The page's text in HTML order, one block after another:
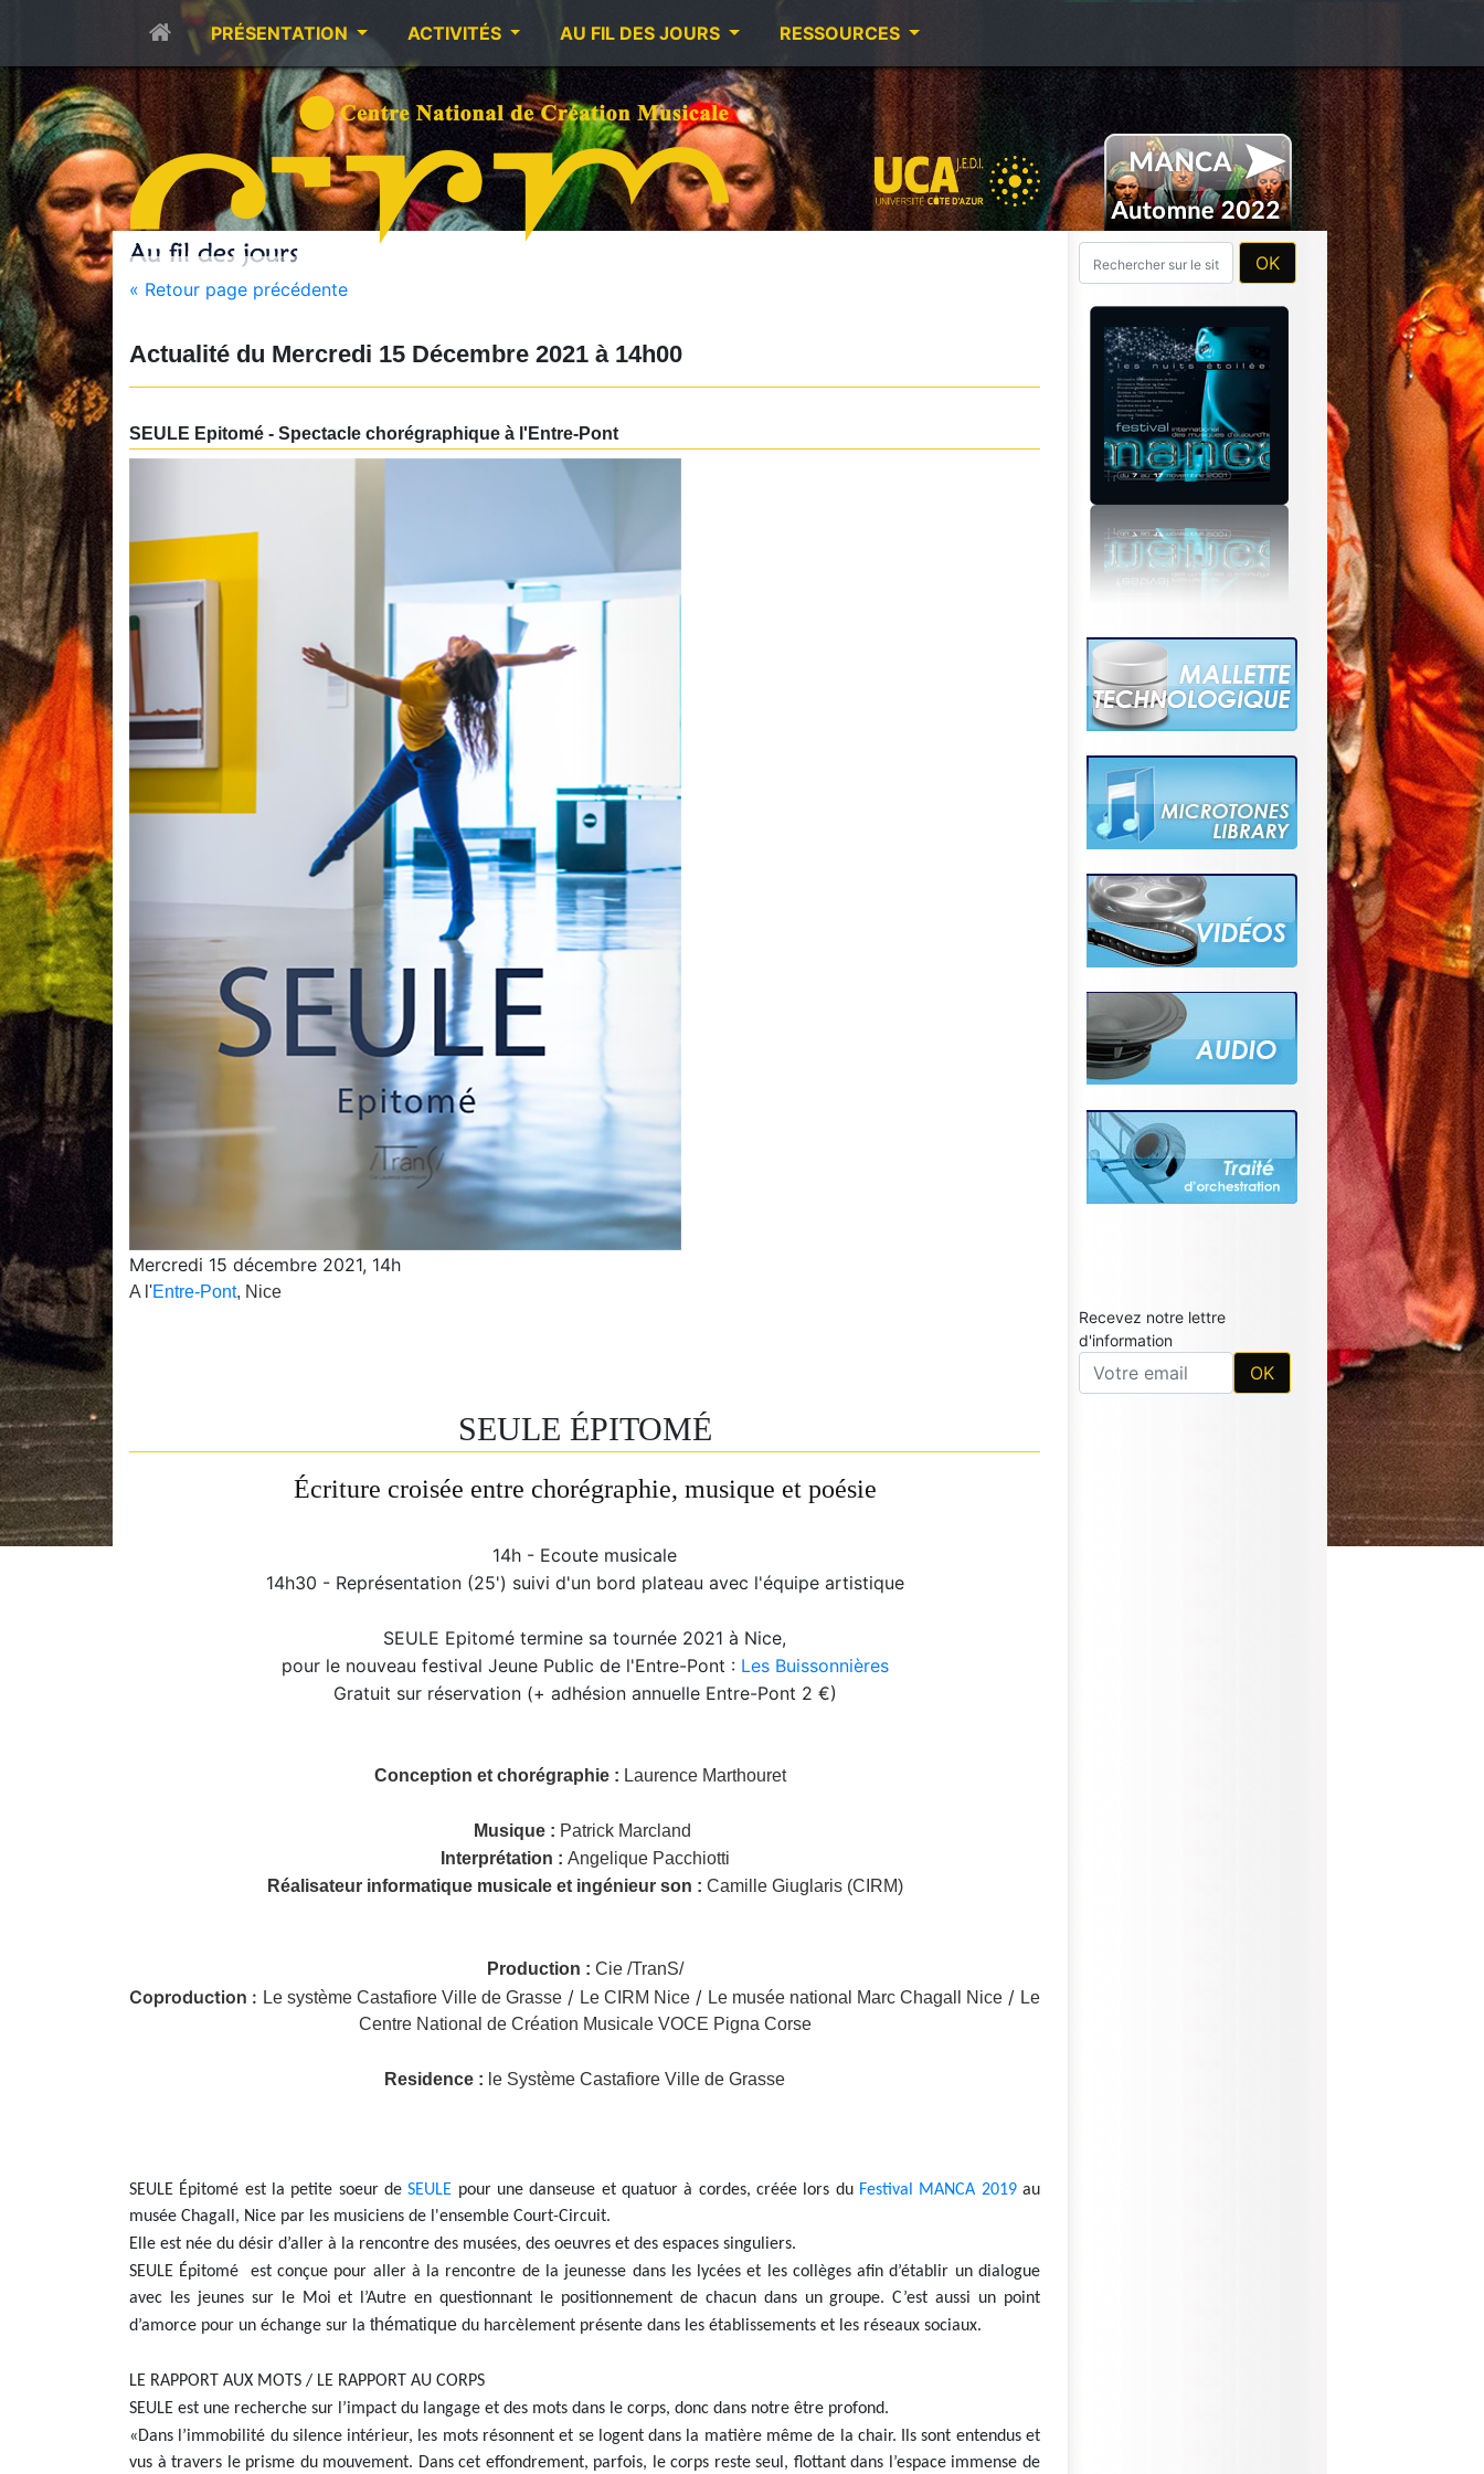
PRÉSENTATION ACTIVITÉS AU FIL DES JOURS RESSOURCES
« Retour page précédente
Actualité du Mercredi 15 Décembre 2021 à14h00
SEULE Epitomé - Spectacle chorégraphique à l'Entre-Pont
Mercredi 15 décembre 2021, 14h
A l'Entre-Pont, Nice
SEULE ÉPITOMÉ
Écriture croisée entre chorégraphie, musique et poésie
14h - Ecoute musicale
14h30 - Représentation (25') suivi d'un bord plateau avec l'équipe artistique
SEULE Epitomé termine sa tournée 2021 à Nice,
pour le nouveau festival Jeune Public de l'Entre-Pont : Les Buissonnières
Gratuit sur réservation (+ adhésion annuelle Entre-Pont 2 €)
Conception et chorégraphie : Laurence Marthouret
Musique : Patrick Marcland
Interprétation : Angelique Pacchiotti
Réalisateur informatique musicale et ingénieur son : Camille Giuglaris (CIRM)
Production : Cie /TranS/
Coproduction : Le système Castafiore Ville de Grasse / Le CIRM Nice / Le musée national Marc Chagall Nice / Le
Centre National de Création Musicale VOCE Pigna Corse
Residence : le Système Castafiore Ville de Grasse
SEULE Épitomé est la petite soeur deSEULE pour une danseuse et quatuor à cordes, créée lors du Festival MANCA 2019au
musée Chagall, Nice par les musiciens de l'ensemble Court-Circuit.
Elle est née du désir d’aller à la rencontre des musées, des oeuvres et des espaces singuliers.
SEULE Épitomé est conçue pour aller à la rencontre de la jeunesse dans les lycées et les collèges afin d’établir un dialogue
avec les jeunes sur le Moi et l’Autre en questionnant le positionnement de chacun dans un groupe. C’est aussi un point
d’amorce pour un échange sur la thématique du harcèlement présente dans les établissements et les réseaux sociaux.
LE RAPPORT AUX MOTS / LE RAPPORT AU CORPS
SEULE est une recherche sur l’impact du langage et des mots dans le corps, donc dans notre être profond.
«Dans l’immobilité du silence intérieur, les mots résonnent et se logent dans la matière même de la chair. Ils sont entendus et
vus à travers le prisme du mouvement. Dans cet effondrement, parfois, le corps reste seul, flottant dans l’espace immense de
Recevez notre lettre
d'information